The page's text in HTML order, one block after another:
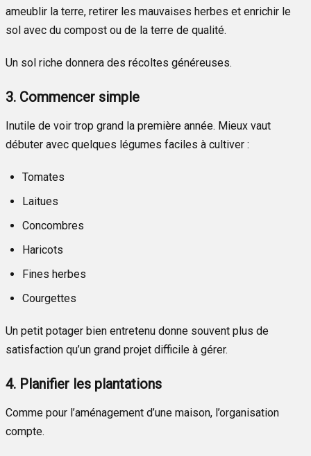
ameublir la terre, retirer les mauvaises herbes et enrichir le
sol avec du compost ou de la terre de qualité.
Un sol riche donnera des récoltes généreuses.
3. Commencer simple
Inutile de voir trop grand la première année. Mieux vaut
débuter avec quelques légumes faciles à cultiver :
Tomates
Laitues
Concombres
Haricots
Fines herbes
Courgettes
Un petit potager bien entretenu donne souvent plus de
satisfaction qu’un grand projet difficile à gérer.
4. Planifier les plantations
Comme pour l’aménagement d’une maison, l’organisation
compte.